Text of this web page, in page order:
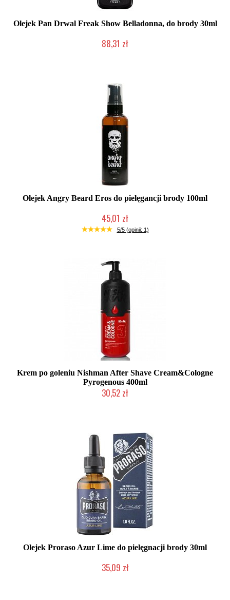
Olejek Pan Drwal Freak Show Belladonna, do brody 30ml
88,31 zł
Olejek Angry Beard Eros do pielęgancji brody 100ml
45,01 zł
Produkt wycofany
5/5 (opinii: 1)
Krem po goleniu Nishman After Shave Cream&Cologne
Pyrogenous 400ml
30,52 zł
Olejek Proraso Azur Lime do pielęgnacji brody 30ml
35,09 zł